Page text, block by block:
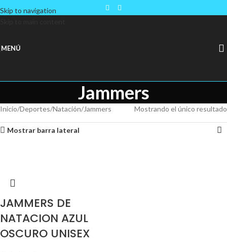
Skip to navigation
MENÚ
Jammers
Inicio Deportes Natación Jammers Mostrando el único resultado
Mostrar barra lateral
JAMMERS DE
NATACION AZUL
OSCURO UNISEX